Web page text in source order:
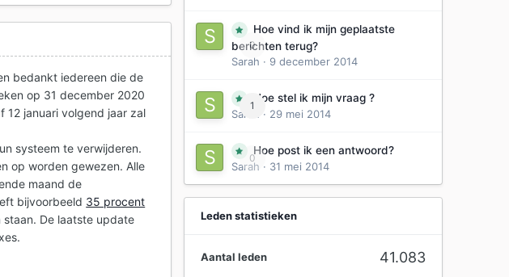
bedankt iedereen die de
op 31 december 2020
januari volgend jaar zal
systeem te verwijderen.
op worden gewezen. Alle
maand de
bijvoorbeeld 35 procent
De laatste update
0
Hoe vind ik mijn geplaatste
berichten terug?
Sarah · 9 december 2014
1
Hoe stel ik mijn vraag ?
Sarah
· 29 mei 2014
0
Hoe post ik een antwoord?
Sarah · 31 mei 2014
Leden statistieken
Aantal leden 41.083